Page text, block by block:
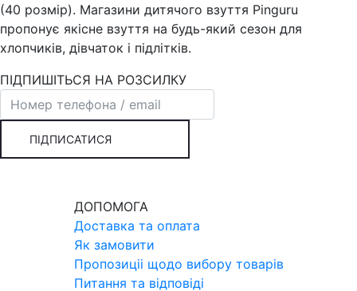
(40 розмір). Магазини дитячого взуття Pinguru
пропонує якісне взуття на будь-який сезон для
хлопчиків, дівчаток і підлітків.
ПІДПИШІТЬСЯ НА РОЗСИЛКУ
ПІДПИСАТИСЯ
ДОПОМОГА
Доставка та оплата
Як замовити
Пропозицii щодо вибору товарiв
Питання та вiдповiдi